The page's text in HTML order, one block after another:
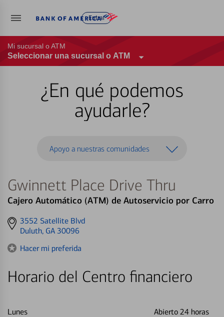
Entrar
Mi sucursal o ATM
Seleccionar una sucursal o ATM
¿En qué podemos
ayudarle?
Apoyo a nuestras comunidades
Gwinnett Place Drive Thru
Cajero Automático (ATM) de Autoservicio por Carro
Get
directions
3552 Satellite Blvd
Duluth, GA 30096
Hacer mi preferida
Horario del Centro financiero
Lunes
Abierto 24 horas